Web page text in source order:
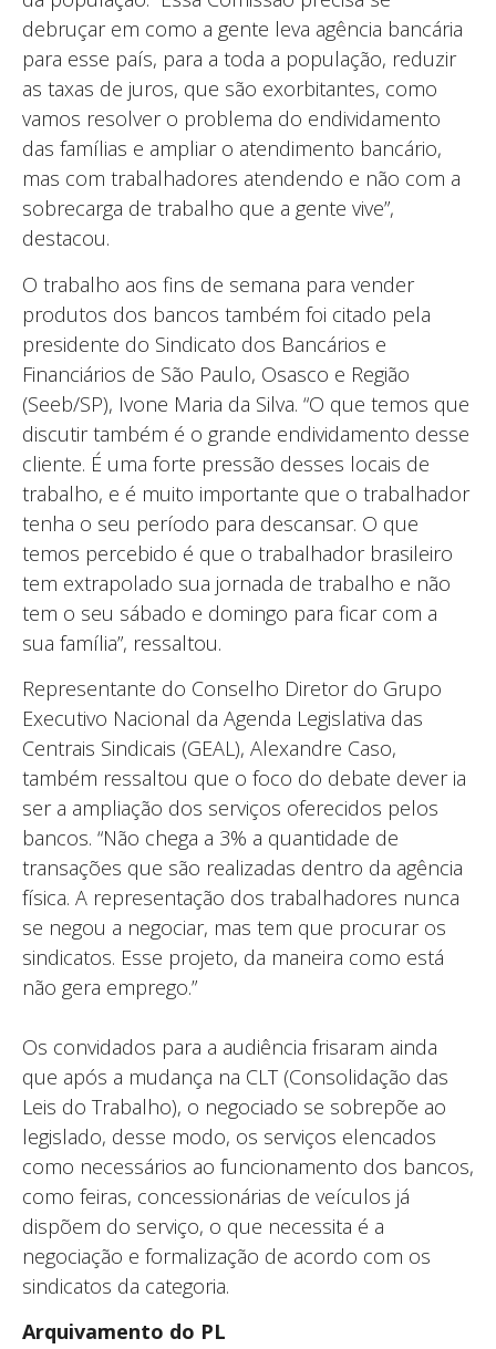
debruçar em como a gente leva agência bancária
para esse país, para a toda a população, reduzir
as taxas de juros, que são exorbitantes, como
vamos resolver o problema do endividamento
das famílias e ampliar o atendimento bancário,
mas com trabalhadores atendendo e não com a
sobrecarga de trabalho que a gente vive”,
destacou.
O trabalho aos fins de semana para vender
produtos dos bancos também foi citado pela
presidente do Sindicato dos Bancários e
Financiários de São Paulo, Osasco e Região
(Seeb/SP), Ivone Maria da Silva. “O que temos que
discutir também é o grande endividamento desse
cliente. É uma forte pressão desses locais de
trabalho, e é muito importante que o trabalhador
tenha o seu período para descansar. O que
temos percebido é que o trabalhador brasileiro
tem extrapolado sua jornada de trabalho e não
tem o seu sábado e domingo para ficar com a
sua família”, ressaltou.
Representante do Conselho Diretor do Grupo
Executivo Nacional da Agenda Legislativa das
Centrais Sindicais (GEAL), Alexandre Caso,
também ressaltou que o foco do debate dever ia
ser a ampliação dos serviços oferecidos pelos
bancos. “Não chega a 3% a quantidade de
transações que são realizadas dentro da agência
física. A representação dos trabalhadores nunca
se negou a negociar, mas tem que procurar os
sindicatos. Esse projeto, da maneira como está
não gera emprego.”
Os convidados para a audiência frisaram ainda
que após a mudança na CLT (Consolidação das
Leis do Trabalho), o negociado se sobrepõe ao
legislado, desse modo, os serviços elencados
como necessários ao funcionamento dos bancos,
como feiras, concessionárias de veículos já
dispõem do serviço, o que necessita é a
negociação e formalização de acordo com os
sindicatos da categoria.
Arquivamento do PL